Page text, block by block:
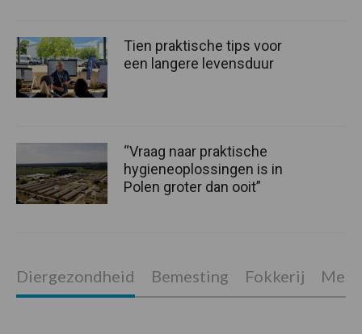
Tien praktische tips voor
een langere levensduur
“Vraag naar praktische
hygieneoplossingen is in
Polen groter dan ooit”
Diergezondheid Bemesting Fokkerij